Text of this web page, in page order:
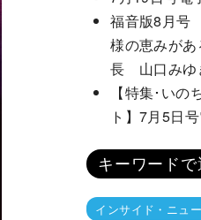
福音版8月号
様の恵みが
長 山口みゆ
【特集･い
ト】7月5日
キーワードで
インサイド・ニュ